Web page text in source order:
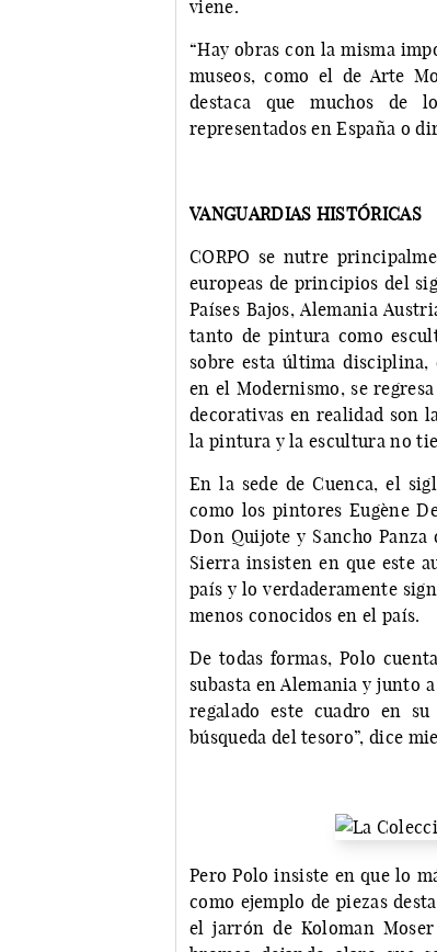
viene.
“Hay obras con la misma
museos, como el de Arte
destaca que muchos de
representados en España o
VANGUARDIAS HISTÓRICAS
CORPO se nutre
europeas de principios del
Países Bajos, Alemania
tanto de pintura como
sobre esta última disciplina,
en el Modernismo, se
decorativas en realidad son
la pintura y la escultura no
En la sede de Cuenca, el
como los pintores Eugène
Don Quijote y Sancho
Sierra insisten en que este
país y lo verdaderamente
menos conocidos en el país.
De todas formas, Polo
subasta en Alemania y junto
regalado este cuadro en
búsqueda del tesoro”, dice
Pero Polo insiste en que lo
como ejemplo de piezas
el jarrón de Koloman